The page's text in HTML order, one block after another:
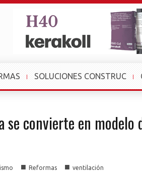
SOLUCIONES CONSTRUC
convierte en modelo
■ Reformas ■ ventilación